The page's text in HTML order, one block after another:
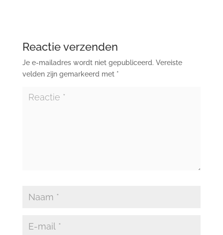
Reactie verzenden
Je e-mailadres wordt niet gepubliceerd. Vereiste
velden zijn gemarkeerd met *